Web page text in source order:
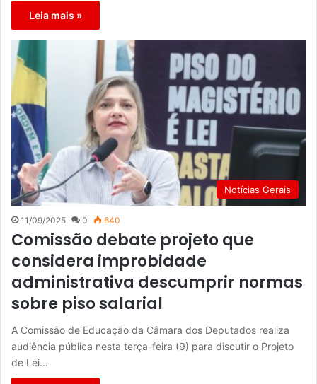
Leia mais »
Notícias Gerais
11/09/2025 0 640
Comissão debate projeto que
considera improbidade
administrativa descumprir normas
sobre piso salarial
A Comissão de Educação da Câmara dos Deputados realiza
audiência pública nesta terça-feira (9) para discutir o Projeto
de Lei…